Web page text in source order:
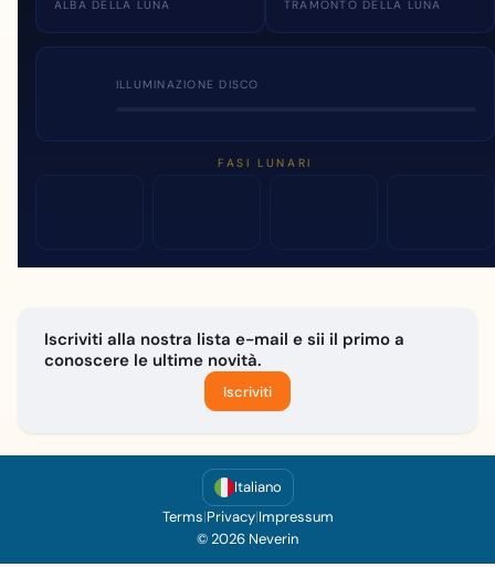
ALBA DELLA LUNA TRAMONTO DELLA LUNA
ILLUMINAZIONE DISCO
FASI LUNARI
Iscriviti alla nostra lista e-mail e sii il primo a
conoscere le ultime novità.
Iscriviti
Italiano
Terms|Privacy|Impressum
© 2026 Neverin